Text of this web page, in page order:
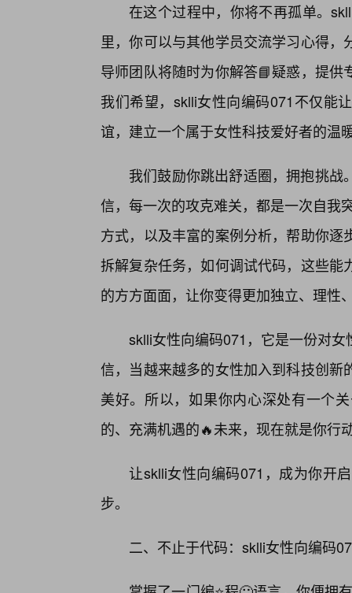
在这个过程中，你将不再孤单。
里，你可以与其他学员交流学习心得
导师团队将随时为你解答📘疑惑，提
我们希望，sklli女性向编码071不仅能
谊，建立一个属于女性科技爱好者的温
我们鼓励你跳出舒适圈，拥抱挑
信，每一次的攻克难关，都是一次自我
方式，以及丰富的案例分析，帮助你
拆解复杂任务，如何调试代码，这些
的方方面面，让你变得更加独立、理性
sklli女性向编码071，它是一份对
信，当越来越多的女性加入到科技创
美好。所以，如果你内心深处有一个
的、充满机遇的🔥未来，现在就是你行
让sklli女性向编码071，成为你开
步。
二、不止于代码：sklli女性向编码